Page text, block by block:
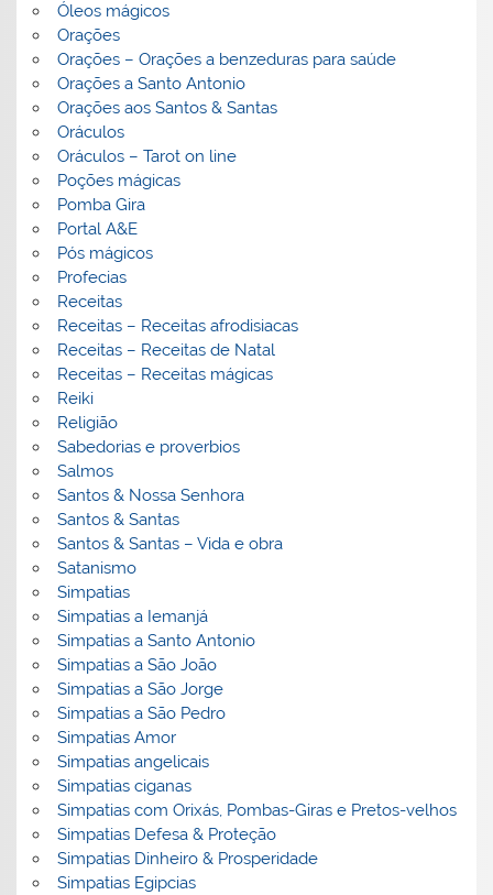
Óleos mágicos
Orações
Orações – Orações a benzeduras para saúde
Orações a Santo Antonio
Orações aos Santos & Santas
Oráculos
Oráculos – Tarot on line
Poções mágicas
Pomba Gira
Portal A&E
Pós mágicos
Profecias
Receitas
Receitas – Receitas afrodisiacas
Receitas – Receitas de Natal
Receitas – Receitas mágicas
Reiki
Religião
Sabedorias e proverbios
Salmos
Santos & Nossa Senhora
Santos & Santas
Santos & Santas – Vida e obra
Satanismo
Simpatias
Simpatias a Iemanjá
Simpatias a Santo Antonio
Simpatias a São João
Simpatias a São Jorge
Simpatias a São Pedro
Simpatias Amor
Simpatias angelicais
Simpatias ciganas
Simpatias com Orixás, Pombas-Giras e Pretos-velhos
Simpatias Defesa & Proteção
Simpatias Dinheiro & Prosperidade
Simpatias Egipcias